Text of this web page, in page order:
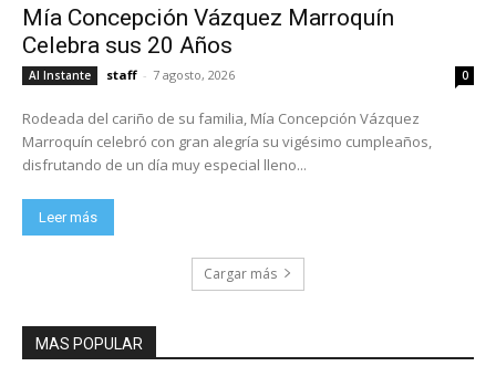
Mía Concepción Vázquez Marroquín
Celebra sus 20 Años
Al Instante staff - 7 agosto, 2026 0
Rodeada del cariño de su familia, Mía Concepción Vázquez
Marroquín celebró con gran alegría su vigésimo cumpleaños,
disfrutando de un día muy especial lleno...
Leer más
Cargar más
MAS POPULAR